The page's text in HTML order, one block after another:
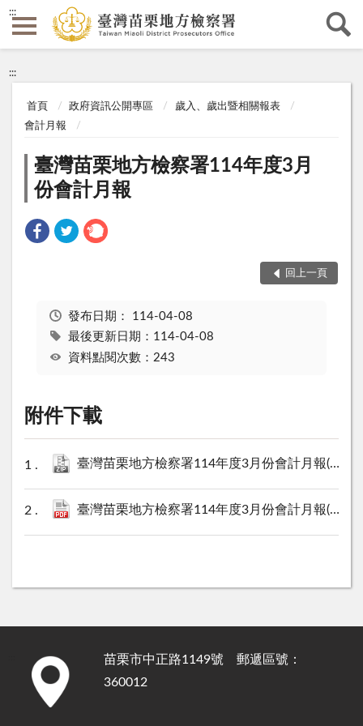
:::
:::
首頁 政府資訊公開專區
歲入、歲出暨相關報表
會計月報
臺灣苗栗地方檢察署114年度3月
份會計月報
回上一頁
發布日期： 114-04-08
最後更新日期：114-04-08
資料點閱次數：243
附件下載
臺灣苗栗地方檢察署114年度3月份會計月報(XML).zip
臺灣苗栗地方檢察署114年度3月份會計月報(PDF).pdf
苗栗市中正路1149號 郵遞區號：
360012